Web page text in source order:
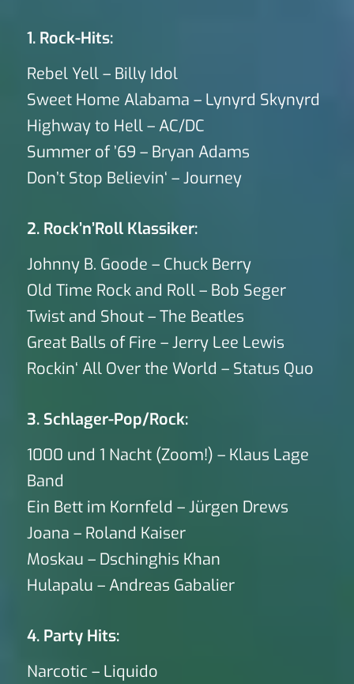
1. Rock-Hits:
Rebel Yell – Billy Idol
Sweet Home Alabama – Lynyrd Skynyrd
Highway to Hell – AC/DC
Summer of ’69 – Bryan Adams
Don’t Stop Believin‘ – Journey
2. Rock’n’Roll Klassiker:
Johnny B. Goode – Chuck Berry
Old Time Rock and Roll – Bob Seger
Twist and Shout – The Beatles
Great Balls of Fire – Jerry Lee Lewis
Rockin‘ All Over the World – Status Quo
3. Schlager-Pop/Rock:
1000 und 1 Nacht (Zoom!) – Klaus Lage
Band
Ein Bett im Kornfeld – Jürgen Drews
Joana – Roland Kaiser
Moskau – Dschinghis Khan
Hulapalu – Andreas Gabalier
4. Party Hits:
Narcotic – Liquido